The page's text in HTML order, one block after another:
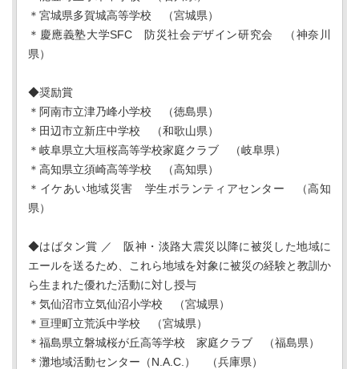
＊宮城県多賀城高等学校 （宮城県）
＊慶應義塾大学SFC 防災社会デザイン研究会 （神奈川
県）
◆奨励賞
＊阿南市立津乃峰小学校 （徳島県）
＊田辺市立新庄中学校 （和歌山県）
＊岐阜県立大垣桜高等学校家庭クラブ （岐阜県）
＊高知県立須崎高等学校 （高知県）
＊イケあい地域災害 学生ボランティアセンター （高知
県）
◆はばタン賞 ／ 阪神・淡路大震災以降に被災した地域に
エールを送るため、これら地域を対象に被災の経験と教訓か
ら生まれた優れた活動に対し授与
＊気仙沼市立気仙沼小学校 （宮城県）
＊亘理町立荒浜中学校 （宮城県）
＊福島県立磐城桜が丘高等学校 家庭クラブ （福島県）
＊灘地域活動センター（N.A.C.） （兵庫県）